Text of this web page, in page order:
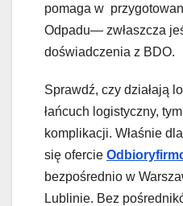
pomaga w
Odpadu— zwłaszcza
doświadczenia z BDO.
Sprawdź, czy działają
łańcuch logistyczny,
komplikacji. Właśnie
się ofercie
bezpośrednio w
Lublinie. Bez